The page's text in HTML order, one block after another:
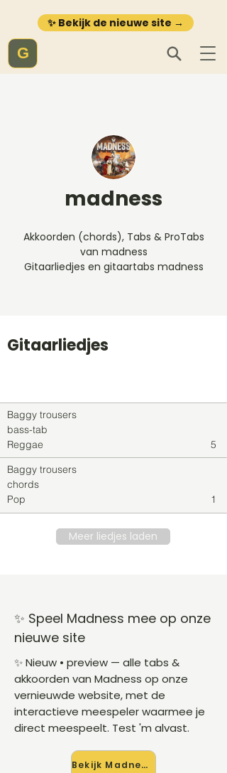
✨ Bekijk de nieuwe site →
G
madness
Akkoorden (chords), Tabs & ProTabs
van madness
Gitaarliedjes en gitaartabs madness
Gitaarliedjes
Baggy trousers
bass-tab
Reggae
5
Baggy trousers
chords
Pop
1
Meer liedjes laden
✨ Speel Madness mee op onze
nieuwe site
✨ Nieuw • preview — alle tabs &
akkoorden van Madness op onze
vernieuwde website, met de
interactieve meespeler waarmee je
direct meespeelt. Test 'm alvast.
Bekijk Madness →